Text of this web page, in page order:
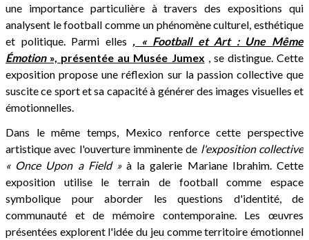
une importance particulière à travers des expositions qui
analysent le football comme un phénomène culturel, esthétique
et politique. Parmi elles , « Football et Art : Une Même
Émotion», présentée au Musée Jumex , se distingue. Cette
exposition propose une réflexion sur la passion collective que
suscite ce sport et sa capacité à générer des images visuelles et
émotionnelles.
Dans le même temps, Mexico renforce cette perspective
artistique avec l'ouverture imminente de l'exposition collective
« Once Upon a Field »à la galerie Mariane Ibrahim. Cette
exposition utilise le terrain de football comme espace
symbolique pour aborder les questions d'identité, de
communauté et de mémoire contemporaine. Les œuvres
présentées explorent l'idée du jeu comme territoire émotionnel